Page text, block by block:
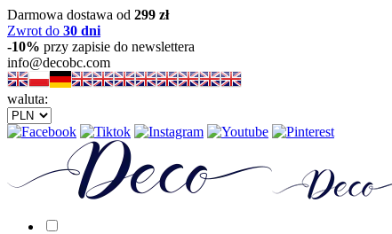
Darmowa dostawa od 299 zł
Zwrot do 30 dni
-10% przy zapisie do newslettera
info@decobc.com
waluta: